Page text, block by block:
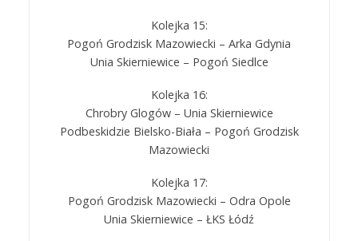
Kolejka 15:
Pogoń Grodzisk Mazowiecki – Arka Gdynia
Unia Skierniewice – Pogoń Siedlce
Kolejka 16:
Chrobry Glogów – Unia Skierniewice
Podbeskidzie Bielsko-Biała – Pogoń Grodzisk
Mazowiecki
Kolejka 17:
Pogoń Grodzisk Mazowiecki – Odra Opole
Unia Skierniewice – ŁKS Łódź